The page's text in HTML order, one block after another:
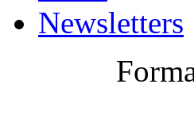
Newsletters